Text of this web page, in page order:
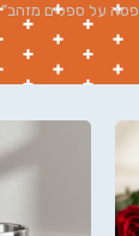
על ספלים מזהב”